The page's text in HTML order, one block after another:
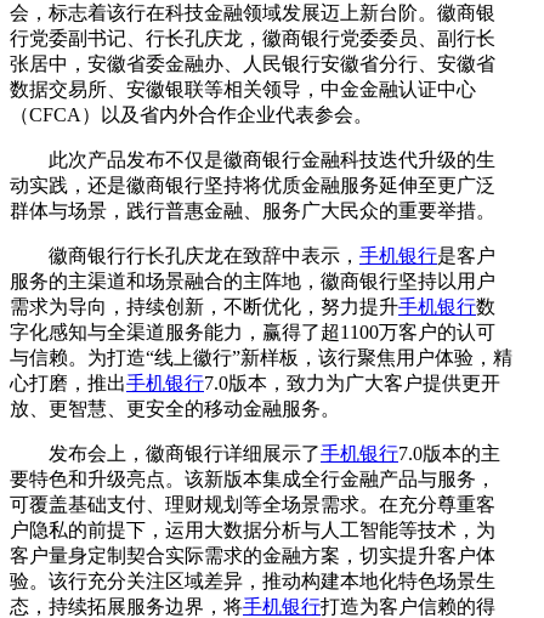
会，标志着该行在科技金融领域发展迈上新台阶。徽商银
行党委副书记、行长孔庆龙，徽商银行党委委员、副行长
张居中，安徽省委金融办、
人民银行安徽省分行、 安徽省
数据交易所、安徽银联等相关领导， 中金金融认证中心
（CFCA） 以及省内外合作企业代表参会。
此次产品发布不仅是徽商银行金融科技迭代升级的生
动实践，还是徽商银行坚持将优质金融服务延伸至更广泛
群体与场景，践行普惠金融、服务广大民众的重要举措。
徽商银行行长孔庆龙在致辞中表示， 手机银行是客户
服务的主渠道和场景融合的主阵地，徽商银行坚持以用户
需求为导向，持续创新，不断优化，努力提升手机银行数
字化感知与全渠道服务能力，赢得了超1100万客户的认可
与信赖。为打造“线上徽行”新样板，该行聚焦用户体验，精
心打磨，推出手机银行7.0版本，致力为广大客户提供更开
放、更智慧、更安全的移动金融服务。
发布会上，徽商银行详细展示了手机银行7.0版本的主
要特色和升级亮点。该新版本集成全行金融产品与服务，
可覆盖基础支付、理财规划等全场景需求。在充分尊重客
户隐私的前提下，运用大数据分析与人工智能等技术，为
客户量身定制契合实际需求的金融方案，切实提升客户体
验。该行充分关注区域差异，推动构建本地化特色场景生
态，持续拓展服务边界，将手机银行打造为客户信赖的得